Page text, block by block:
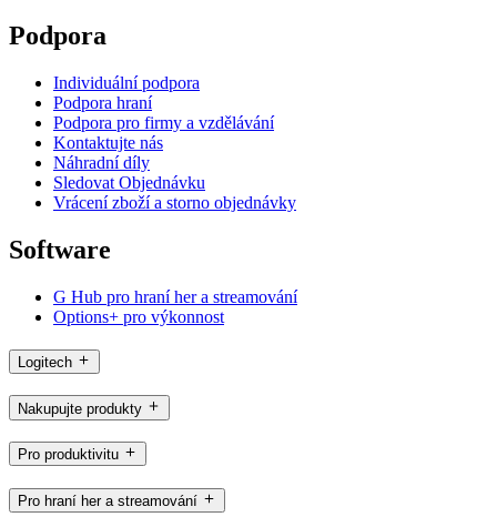
Podpora
Individuální podpora
Podpora hraní
Podpora pro firmy a vzdělávání
Kontaktujte nás
Náhradní díly
Sledovat Objednávku
Vrácení zboží a storno objednávky
Software
G Hub pro hraní her a streamování
Options+ pro výkonnost
Logitech
Nakupujte produkty
Pro produktivitu
Pro hraní her a streamování